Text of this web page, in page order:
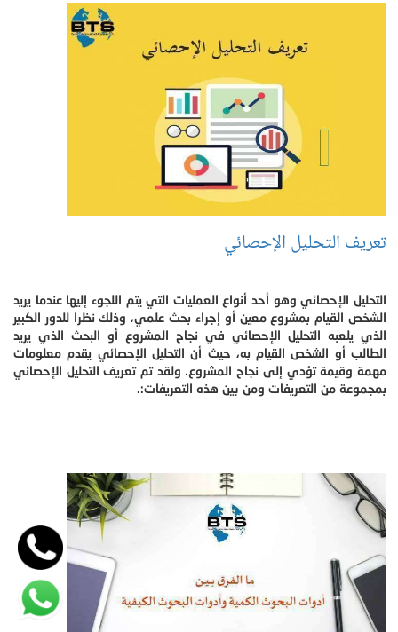
تعريف التحليل الإحصائي
التحليل الإحصائي وهو أحد أنواع العمليات التي يتم اللجوء إليها عندما يريد
الشخص القيام بمشروع معين أو إجراء بحث علمي، وذلك نظرا للدور الكبير
الذي يلعبه التحليل الإحصائي في نجاح المشروع أو البحث الذي يريد
الطالب أو الشخص القيام به، حيث أن التحليل الإحصائي يقدم معلومات
مهمة وقيمة تؤدي إلى نجاح المشروع. ولقد تم تعريف التحليل الإحصائي
بمجموعة من التعريفات ومن بين هذه التعريفات:.